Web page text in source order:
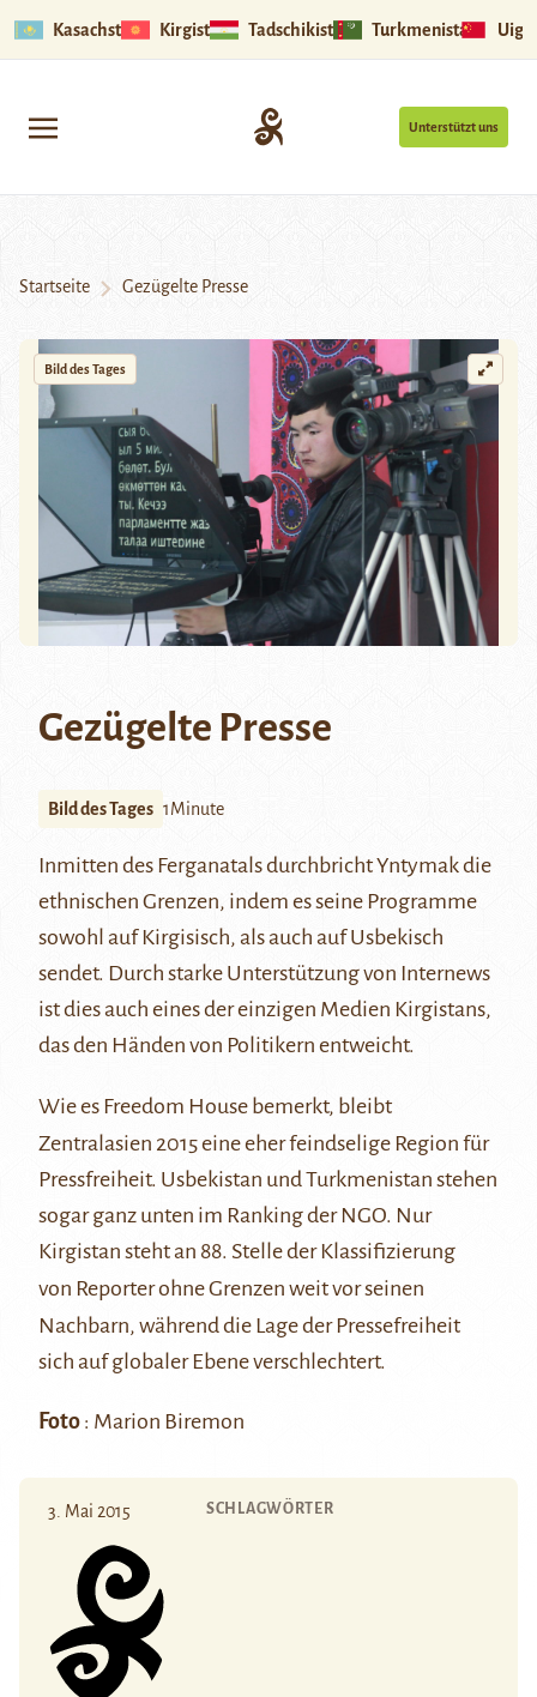
Kasachstan Kirgistan Tadschikistan Turkmenistan
Unterstützt uns
Startseite Gezügelte Presse
Bild des Tages
Gezügelte Presse
Bild des Tages 1Minute
Inmitten des Ferganatals durchbrichtYntymakdie
ethnischen Grenzen, indem es seine Programme
sowohl auf Kirgisisch, als auch auf Usbekisch
sendet. Durch starke Unterstützung von Internews
ist dies auch eines der einzigen Medien Kirgistans,
das den Händen von Politikern entweicht.
Wie es Freedom House bemerkt, bleibt
Zentralasien 2015 eine eher feindselige Region für
Pressfreiheit. Usbekistan und Turkmenistan stehen
sogar ganz unten im Ranking der NGO. Nur
Kirgistan steht an 88. Stelle der Klassifizierung
von Reporter ohne Grenzen weit vor seinen
Nachbarn, während die Lage der Pressefreiheit
sich auf globaler Ebene verschlechtert.
Foto : Marion Biremon
3. Mai 2015 SCHLAGWÖRTER